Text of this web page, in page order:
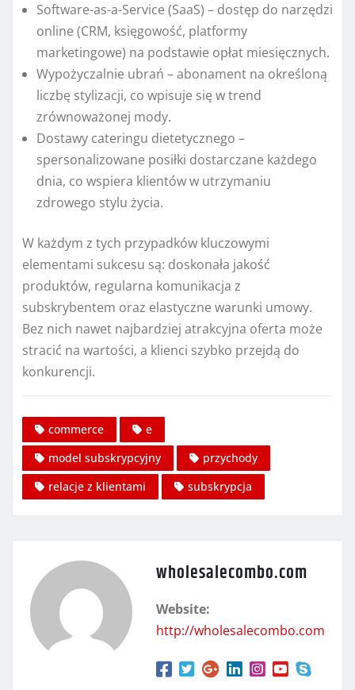
Software-as-a-Service (SaaS) – dostęp do narzędzi
online (CRM, księgowość, platformy
marketingowe) na podstawie opłat miesięcznych.
Wypożyczalnie ubrań – abonament na określoną
liczbę stylizacji, co wpisuje się w trend
zrównoważonej mody.
Dostawy cateringu dietetycznego –
spersonalizowane posiłki dostarczane każdego
dnia, co wspiera klientów w utrzymaniu
zdrowego stylu życia.
W każdym z tych przypadków kluczowymi
elementami sukcesu są: doskonała jakość
produktów, regularna komunikacja z
subskrybentem oraz elastyczne warunki umowy.
Bez nich nawet najbardziej atrakcyjna oferta może
stracić na wartości, a klienci szybko przejdą do
konkurencji.
commerce
e
model subskrypcyjny
przychody
relacje z klientami
subskrypcja
wholesalecombo.com
Website:
http://wholesalecombo.com